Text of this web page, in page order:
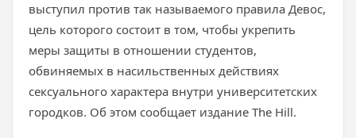
выступил против так называемого правила Девос,
цель которого состоит в том, чтобы укрепить
меры защиты в отношении студентов,
обвиняемых в насильственных действиях
сексуального характера внутри университетских
городков. Об этом сообщает издание The Hill.